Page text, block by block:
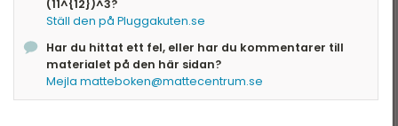
[11^{12+12+12}=11^{12\cdot3}=11^{36}\]
Alltså har vi \[(11^{12})^3=11^{12\cdot3}=11^{36}\]
Mer generellt, om \(a\), \(b\) och \(x\) är
(11^{12})^3?
Ställ den på Pluggakuten.se
Har du hittat ett fel, eller har du kommentarer till
materialet på den här sidan?
Mejla matteboken@mattecentrum.se